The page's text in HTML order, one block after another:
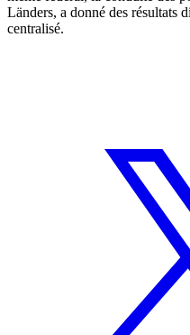
Länders, a donné des résultats
centralisé.